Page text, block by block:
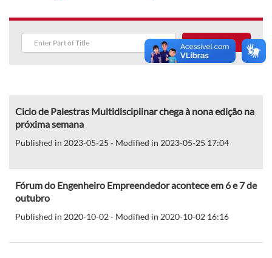
Search
Ciclo de Palestras Multidisciplinar chega à nona edição na
próxima semana
Published in 2023-05-25 - Modified in 2023-05-25 17:04
Fórum do Engenheiro Empreendedor acontece em 6 e 7 de
outubro
Published in 2020-10-02 - Modified in 2020-10-02 16:16